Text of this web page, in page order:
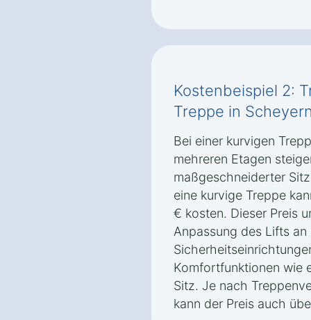
Kostenbeispiel 2:
Treppe in
Bei einer kurvigen
mehreren Etagen
maßgeschneiderter
eine kurvige Treppe
€ kosten. Dieser Preis
Anpassung des Lifts
Komfortfunktionen wie
Sitz. Je nach
kann der Preis auch